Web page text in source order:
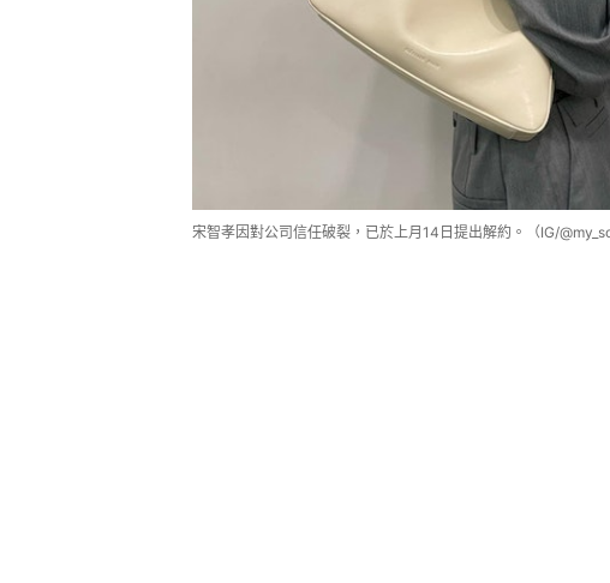
宋智孝因對公司信任破裂，已於上月14日提出解約。（IG/